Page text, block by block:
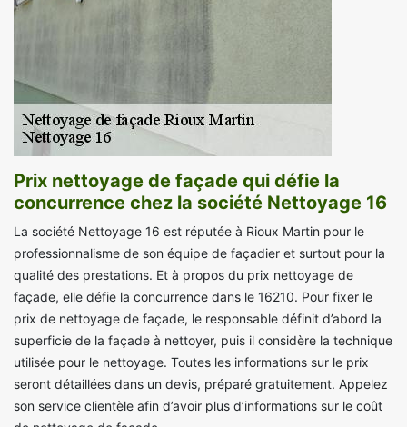
Prix nettoyage de façade qui défie la
concurrence chez la société Nettoyage 16
La société Nettoyage 16 est réputée à Rioux Martin pour le
professionnalisme de son équipe de façadier et surtout pour la
qualité des prestations. Et à propos du prix nettoyage de
façade, elle défie la concurrence dans le 16210. Pour fixer le
prix de nettoyage de façade, le responsable définit d’abord la
superficie de la façade à nettoyer, puis il considère la technique
utilisée pour le nettoyage. Toutes les informations sur le prix
seront détaillées dans un devis, préparé gratuitement. Appelez
son service clientèle afin d’avoir plus d’informations sur le coût